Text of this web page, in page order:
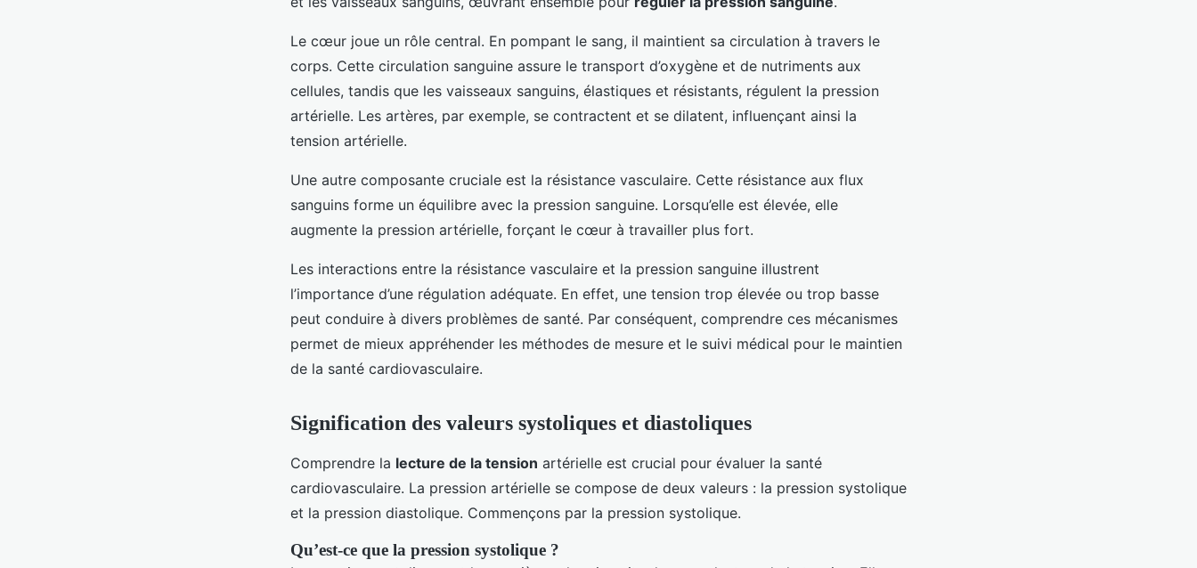
Le cœur joue un rôle central. En pompant le sang, il maintient sa circulation à travers le
corps. Cette circulation sanguine assure le transport d’oxygène et de nutriments aux
cellules, tandis que les vaisseaux sanguins, élastiques et résistants, régulent la pression
artérielle. Les artères, par exemple, se contractent et se dilatent, influençant ainsi la
tension artérielle.
Une autre composante cruciale est la résistance vasculaire. Cette résistance aux flux
sanguins forme un équilibre avec la pression sanguine. Lorsqu’elle est élevée, elle
augmente la pression artérielle, forçant le cœur à travailler plus fort.
Les interactions entre la résistance vasculaire et la pression sanguine illustrent
l’importance d’une régulation adéquate. En effet, une tension trop élevée ou trop basse
peut conduire à divers problèmes de santé. Par conséquent, comprendre ces mécanismes
permet de mieux appréhender les méthodes de mesure et le suivi médical pour le maintien
de la santé cardiovasculaire.
Signification des valeurs systoliques et diastoliques
Comprendre la lecture de la tension artérielle est crucial pour évaluer la santé
cardiovasculaire. La pression artérielle se compose de deux valeurs : la pression systolique
et la pression diastolique. Commençons par la pression systolique.
Qu’est-ce que la pression systolique ?